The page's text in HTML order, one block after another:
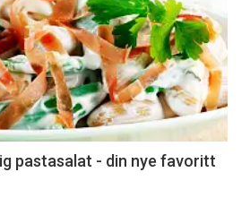
pastasalat - din nye favoritt